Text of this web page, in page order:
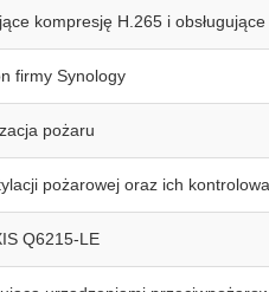
kompresję H.265 i
firmy Synology
pożaru
pożarowej oraz ich
Q6215-LE